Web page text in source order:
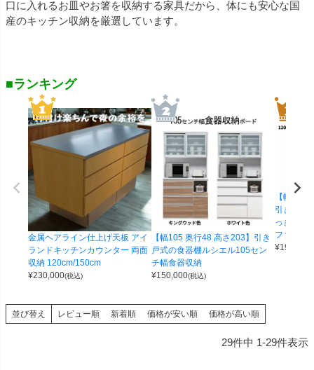
口に入れるお皿やお箸を収納する家具だから、体にも安心な国
産のキッチン収納を厳選しています。
■ランキング
金属ヘアライン仕上げ天板 アイ
ランドキッチンカウンター 両面
収納 120cm/150cm
¥230,000(税込)
【幅105 奥行48 高さ203】引き
戸式の食器棚ルシエル105セン
チ幅食器収納
¥150,000(税込)
【幅
引き戸式
っきりし
ファイン
¥190,000
並び替え レビュー順 新着順 価格が安い順 価格が高い順
29件中 1-29件表示